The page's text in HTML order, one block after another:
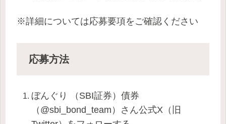
※詳細については応募要項をご確認ください
応募方法
ぼんぐり （SBI証券）債券
（@sbi_bond_team）さん公式X（旧